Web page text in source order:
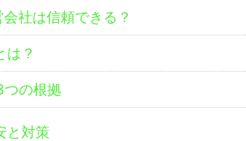
社は信頼できる？
は？
の根拠
と対策